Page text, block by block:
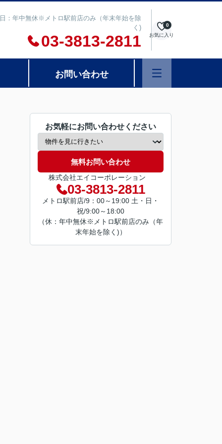
：年中無休※メトロ駅前店のみ（年末年始を除
く)
03-3813-2811 お気に入り
0
お問い合わせ
お気軽にお問い合わせください
無料お問い合わせ
株式会社エイコーポレーション
03-3813-2811
メトロ駅前店/9：00～19:00 土・日・
祝/9:00～18:00
（休：年中無休※メトロ駅前店のみ（年
末年始を除く)）